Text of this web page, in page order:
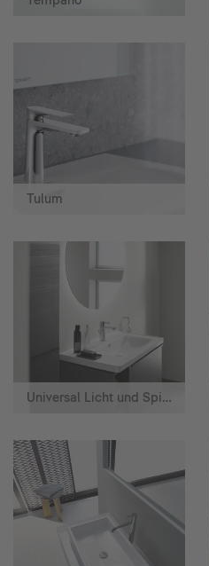
Tulum
Universal Licht und Spiegel